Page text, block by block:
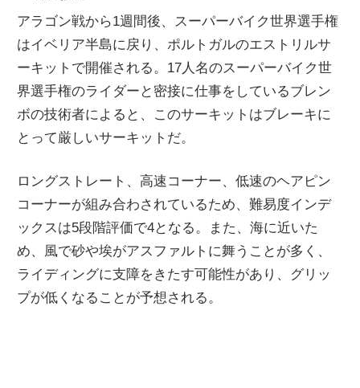
ー
ス
アラゴン戦から1週間後、スーパーバイク世界選手権
はイベリア半島に戻り、ポルトガルのエストリルサ
ーキットで開催される。17人名のスーパーバイク世
界選手権のライダーと密接に仕事をしているブレン
ボの技術者によると、このサーキットはブレーキに
とって厳しいサーキットだ。
ロングストレート、高速コーナー、低速のヘアピン
コーナーが組み合わされているため、難易度インデ
ックスは5段階評価で4となる。また、海に近いた
め、風で砂や埃がアスファルトに舞うことが多く、
ライディングに支障をきたす可能性があり、グリッ
プが低くなることが予想される。